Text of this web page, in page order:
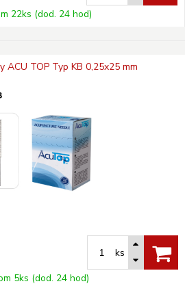
22ks (dod. 24 hod)
ACU TOP Typ KB 0,25x25 mm
ks
5ks (dod. 24 hod)